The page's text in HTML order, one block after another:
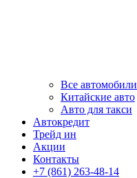
Все автомобили
Китайские авто
Авто для такси
Автокредит
Трейд ин
Акции
Контакты
+7 (861) 263-48-14